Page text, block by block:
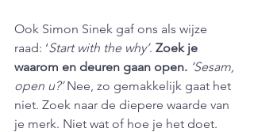
Ook Simon Sinek gaf ons als wijze
raad: ‘Start with the why’. Zoek je
waarom en deuren gaan open. ‘Sesam,
open u?’ Nee, zo gemakkelijk gaat het
niet. Zoek naar de diepere waarde van
je merk. Niet wat of hoe je het doet.